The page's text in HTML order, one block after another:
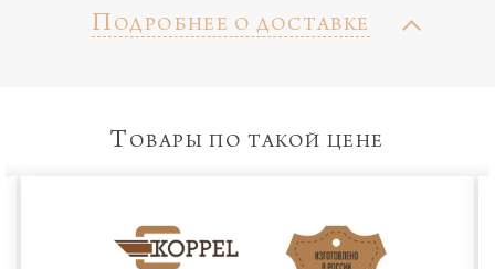
П ОДРОБНЕЕ О ДОСТАВКЕ
Т ОВАРЫ ПО ТАКОЙ ЦЕНЕ